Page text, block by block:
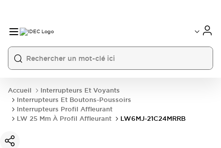
Accueil
Interrupteurs Et Voyants
Interrupteurs Et Boutons-Poussoirs
Interrupteurs Profil Affleurant
LW 25 Mm À Profil Affleurant
LW6MJ-21C24MRRB